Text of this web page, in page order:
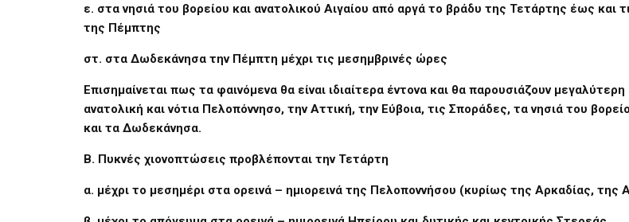
ε. στα νησιά του βορείου και ανατολικού Αιγαίου από αργά το βράδυ της Τετάρτης έως και
της Πέμπτης
στ. στα Δωδεκάνησα την Πέμπτη μέχρι τις μεσημβρινές ώρες
Επισημαίνεται πως τα φαινόμενα θα είναι ιδιαίτερα έντονα και θα παρουσιάζουν
ανατολική και νότια Πελοπόννησο, την Αττική, την Εύβοια, τις Σποράδες, τα νησιά του
και τα Δωδεκάνησα.
Β. Πυκνές χιονοπτώσεις προβλέπονται την Τετάρτη
α. μέχρι το μεσημέρι στα ορεινά – ημιορεινά της Πελοποννήσου (κυρίως της Αρκαδίας, της